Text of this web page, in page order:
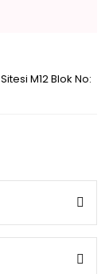
M12 Blok No: